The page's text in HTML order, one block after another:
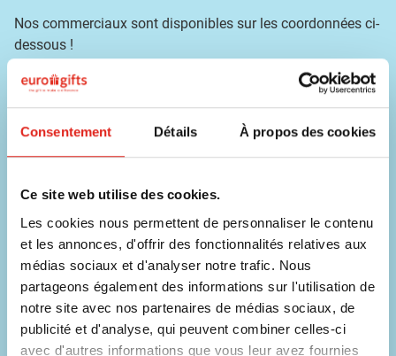
Consentement Détails À propos des cookies
Ce site web utilise des cookies.
Les cookies nous permettent de personnaliser le contenu
et les annonces, d'offrir des fonctionnalités relatives aux
médias sociaux et d'analyser notre trafic. Nous
partageons également des informations sur l'utilisation de
notre site avec nos partenaires de médias sociaux, de
publicité et d'analyse, qui peuvent combiner celles-ci
avec d'autres informations que vous leur avez fournies
Nos commerciaux sont disponibles sur les coordonnées ci-
dessous !
Téléphone
056 31 39 91
info@eurogifts.be
FAQ
Voir les questions fréquentes
Ne manquez aucune offre !